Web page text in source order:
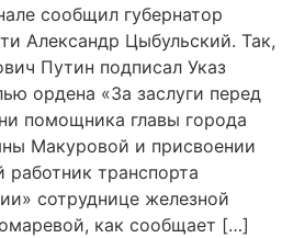
сообщил губернатор
Александр Цыбульский. Так,
Путин подписал Указ
ордена «За заслуги перед
помощника главы города
Макуровой и присвоении
транспорта
сотруднице железной
как сообщает […]